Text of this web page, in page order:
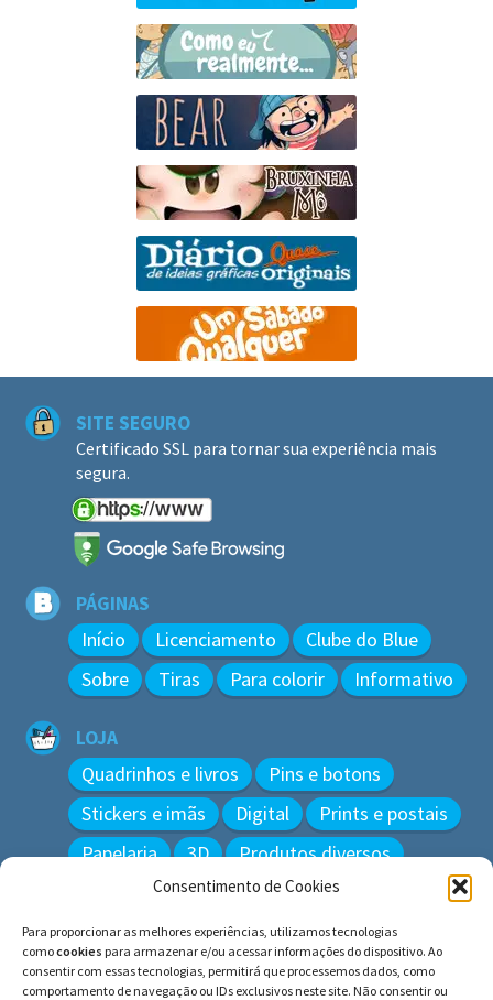
Consentimento de Cookies
Para proporcionar as melhores experiências, utilizamos tecnologias
comocookies para armazenar e/ou acessar informações do dispositivo. Ao
consentir com essas tecnologias, permitirá que processemos dados, como
comportamento de navegação ou IDs exclusivos neste site. Não consentir ou
SITE SEGURO
Certificado SSL para tornar sua experiência mais
segura.
PÁGINAS
Início Licenciamento
Clube do Blue
Sobre
Tiras Para colorir Informativo
LOJA
Quadrinhos e livros
Pins e botons
Stickers e imãs
Digital
Prints e postais
Papelaria
3D Produtos diversos
Pesquisar
por: